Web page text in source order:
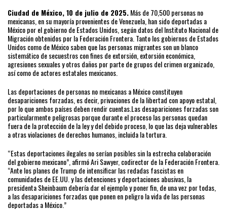
Ciudad de México, 10 de julio de 2025.Más de 70,500 personas no
mexicanas, en su mayoría provenientes de Venezuela, han sido deportadas a
México por el gobierno de Estados Unidos, según datos del Instituto Nacional de
Migración obtenidos por la Federación Frontera. Tanto los gobiernos de Estados
Unidos como de México saben que las personas migrantes son un blanco
sistemático de secuestros con fines de extorsión, extorsión económica,
agresiones sexuales y otros daños por parte de grupos del crimen organizado,
así como de actores estatales mexicanos.
Las deportaciones de personas no mexicanas a México constituyen
desapariciones forzadas, es decir, privaciones de la libertad con apoyo estatal,
por lo que ambos países deben rendir cuentas.Las desapariciones forzadas son
particularmente peligrosas porque durante el proceso las personas quedan
fuera de la protección de la ley y del debido proceso, lo que las deja vulnerables
a otras violaciones de derechos humanos, incluida la tortura.
“Estas deportaciones ilegales no serían posibles sin la estrecha colaboración
del gobierno mexicano”, afirmó Ari Sawyer, codirector de la Federación Frontera.
“Ante los planes de Trump de intensificar las redadas fascistas en
comunidades de EE.UU. y las detenciones y deportaciones abusivas, la
presidenta Sheinbaum debería dar el ejemplo y poner fin, de una vez por todas,
a las desapariciones forzadas que ponen en peligro la vida de las personas
deportadas a México.”